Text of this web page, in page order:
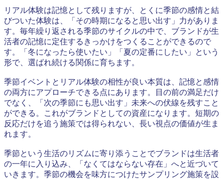
リアル体験は記憶として残りますが、とくに季節の感情と結
びついた体験は、「その時期になると思い出す」力がありま
す。毎年繰り返される季節のサイクルの中で、ブランドが生
活者の記憶に定住するきっかけをつくることができるので
す。「冬になったら使いたい」「夏の定番にしたい」という
形で、選ばれ続ける関係に育ちます。
季節イベントとリアル体験の相性が良い本質は、記憶と感情
の両方にアプローチできる点にあります。目の前の満足だけ
でなく、「次の季節にも思い出す」未来への伏線を残すこと
ができる。これがブランドとしての資産になります。短期の
反応だけを追う施策では得られない、長い視点の価値が生ま
れます。
季節という生活のリズムに寄り添うことでブランドは生活者
の一年に入り込み、「なくてはならない存在」へと近づいて
いきます。季節の機会を味方につけたサンプリング施策を設